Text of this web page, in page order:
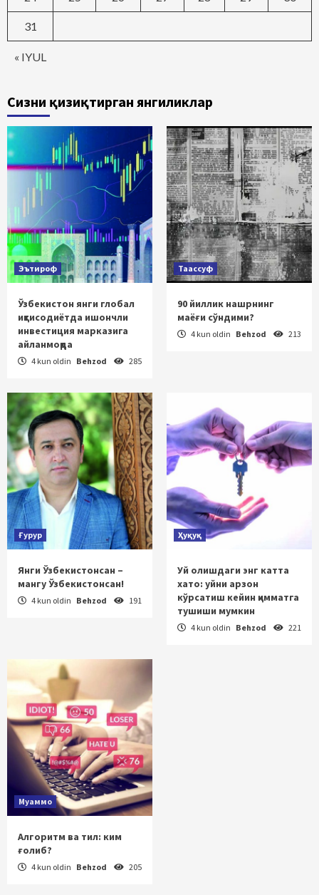
« IYUL
31
Сизни қизиқтирган янгиликлар
Эътироф
Ўзбекистон янги глобал
иқтисодиётда ишончли
инвестиция марказига
айланмоқда
4 kun oldin Behzod 285
Таассуф
90 йиллик нашрнинг
маёғи сўндими?
4 kun oldin Behzod 213
Ғурур
Янги Ўзбекистонсан –
мангу Ўзбекистонсан!
4 kun oldin Behzod 191
Ҳуқуқ
Уй олишдаги энг катта
хато: уйни арзон
кўрсатиш кейин қимматга
тушиши мумкин
4 kun oldin Behzod 221
Муаммо
Алгоритм ва тил: ким
ғолиб?
4 kun oldin Behzod 205